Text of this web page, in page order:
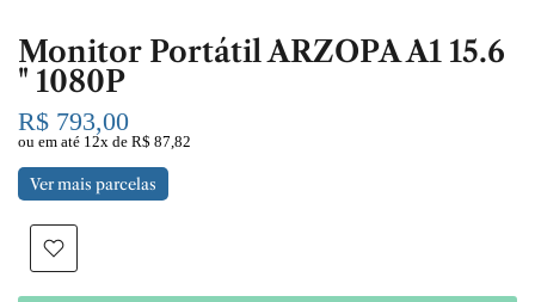
Monitor Portátil ARZOPA A1 15.6
" 1080P
R$ 793,00
ou em até 12x de R$ 87,82
Ver mais parcelas